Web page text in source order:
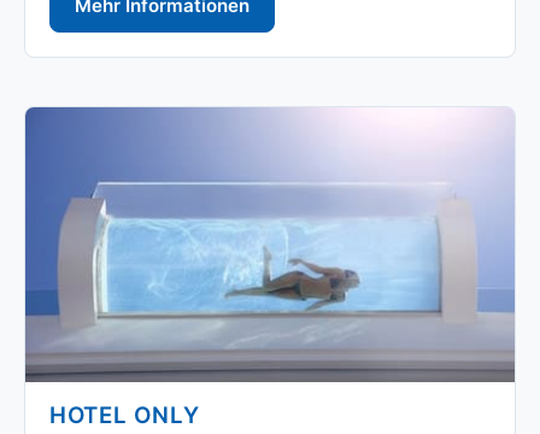
Mehr Informationen
HOTEL ONLY